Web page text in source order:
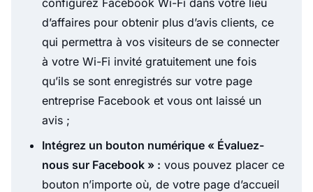
d’affaires pour obtenir plus d’avis clients, ce
qui permettra à vos visiteurs de se connecter
à votre Wi-Fi invité gratuitement une fois
qu’ils se sont enregistrés sur votre page
entreprise Facebook et vous ont laissé un
avis ;
Intégrez un bouton numérique « Évaluez-
nous sur Facebook » : vous pouvez placer ce
bouton n’importe où, de votre page d’accueil